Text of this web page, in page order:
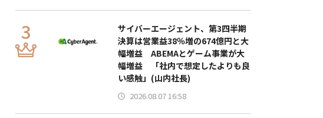
サイバーエージェント、第3四半期
決算は営業益38％増の674億円と大
幅増益 ABEMAとゲーム事業が大
幅増益 「社内で想定したよりも良
い感触」(山内社長)
2026.08.07 16:58